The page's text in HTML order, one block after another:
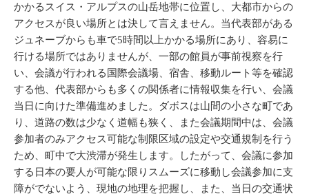
かかるスイス・アルプスの山岳地帯に位置し、大都市からの
アクセスが良い場所とは決して言えません。当代表部がある
ジュネーブからも車で5時間以上かかる場所にあり、容易に
行ける場所ではありませんが、一部の館員が事前視察を行
い、会議が行われる国際会議場、宿舎、移動ルート等を確認
する他、代表部からも多くの関係者に情報収集を行い、会議
当日に向けた準備進めました。ダボスは山間の小さな町であ
り、道路の数は少なく道幅も狭く、また会議期間中は、会議
参加者のみアクセス可能な制限区域の設定や交通規制を行う
ため、町中で大渋滞が発生します。したがって、会議に参加
する日本の要人が可能な限りスムーズに移動し会議参加に支
障がでないよう、現地の地理を把握し、また、当日の交通状